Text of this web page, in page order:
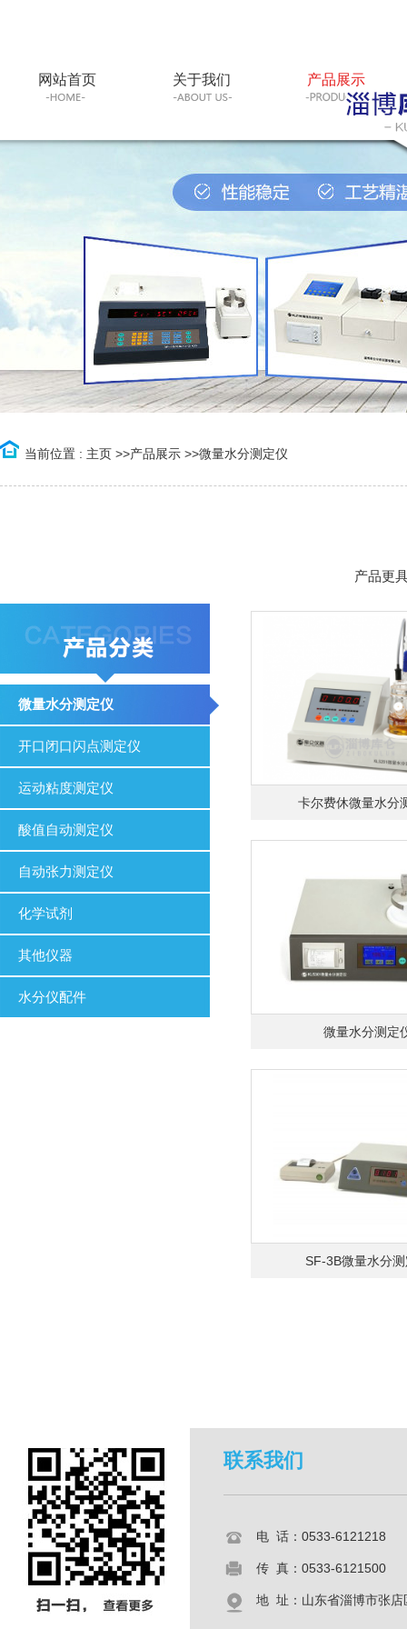
网站首页 关于我们 产品展示
当前位置 : 主页 >>产品展示 >>微量水分测定仪
产品更
微量水分测定仪
开口闭口闪点测定仪
运动粘度测定仪
酸值自动测定仪
自动张力测定仪
化学试剂
其他仪器
水分仪配件
卡尔费休微量水分
微量水分测定
SF-3B微量水分
联系我们
电 话：0533-6121218
传 真：0533-6121500
地 址：山东省淄博市张